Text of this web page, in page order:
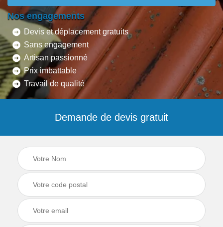
Nos engagements
Devis et déplacement gratuits
Sans engagement
Artisan passionné
Prix imbattable
Travail de qualité
Demande de devis gratuit